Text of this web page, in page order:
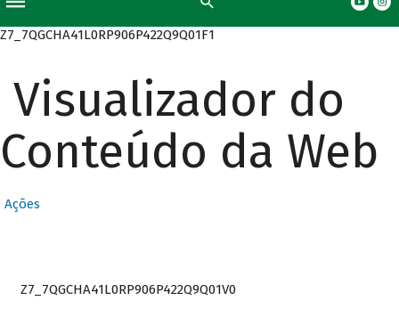
Z7_7QGCHA41L0RP906P422Q9Q01F1
Visualizador do
Conteúdo da Web
Ações
Z7_7QGCHA41L0RP906P422Q9Q01V0